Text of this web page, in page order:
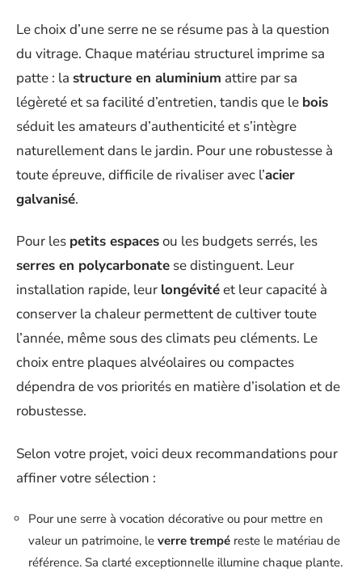
Le choix d’une serre ne se résume pas à la question
du vitrage. Chaque matériau structurel imprime sa
patte : la structure en aluminium attire par sa
légèreté et sa facilité d’entretien, tandis que le bois
séduit les amateurs d’authenticité et s’intègre
naturellement dans le jardin. Pour une robustesse à
toute épreuve, difficile de rivaliser avec l’acier
galvanisé.
Pour les petits espacesou les budgets serrés, les
serres en polycarbonate se distinguent. Leur
installation rapide, leur longévitéet leur capacité à
conserver la chaleur permettent de cultiver toute
l’année, même sous des climats peu cléments. Le
choix entre plaques alvéolaires ou compactes
dépendra de vos priorités en matière d’isolation et de
robustesse.
Selon votre projet, voici deux recommandations pour
affiner votre sélection :
Pour une serre à vocation décorative ou pour mettre en
valeur un patrimoine, le verre trempé reste le matériau de
référence. Sa clarté exceptionnelle illumine chaque plante.